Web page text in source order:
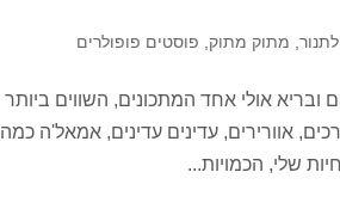
לתנור, מתוק מתוק, פוסטים פופולרים
ובריא אולי אחד המתכונים, השווים ביותר
אוורירים, עדינים עדינים, אמאל'ה כמה
שלי, הכמויות...